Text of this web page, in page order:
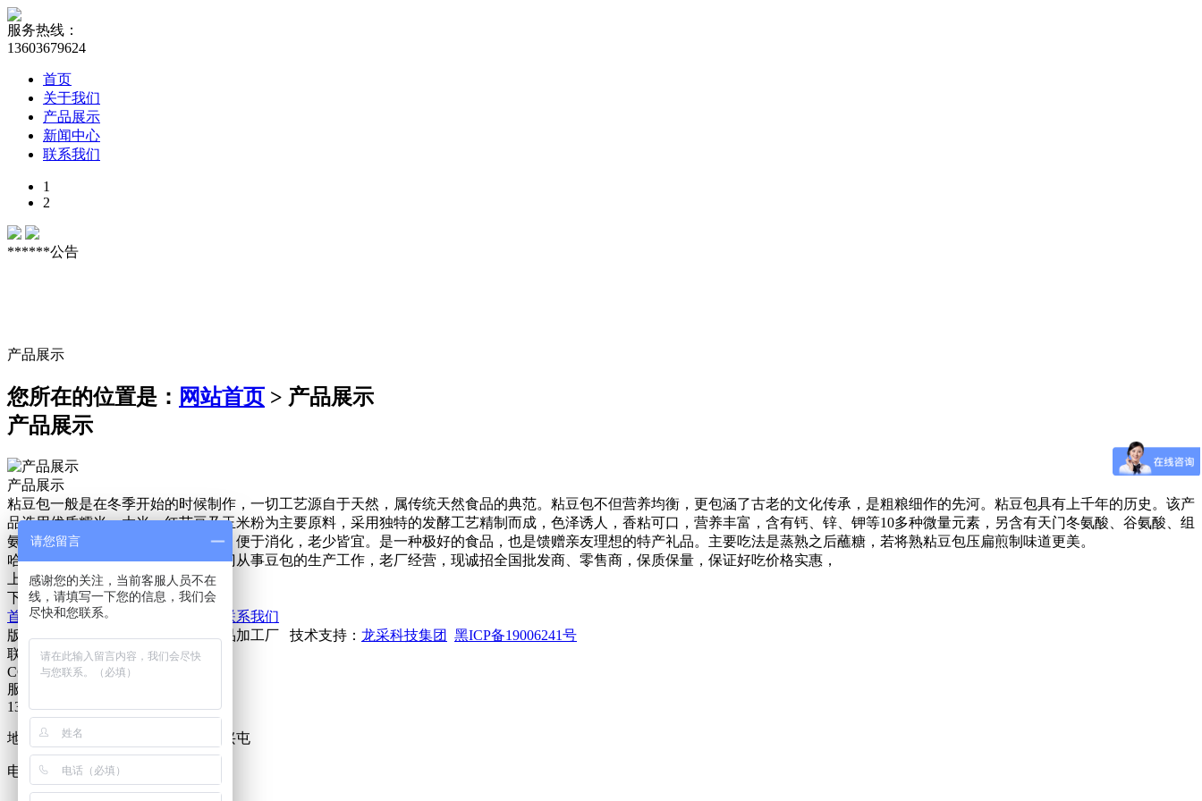
服务热线：
13603679624
首页
关于我们
产品展示
新闻中心
联系我们
1
2
******公告
产品展示
您所在的位置是： 网站首页 > 产品展示
产品展示
产品展示
粘豆包一般是在冬季开始的时候制作，一切工艺源自于天然，属传统天然食品的典范。粘豆包不但营养均衡，更包涵了古老的文化传承，是粗粮细作的先河。粘豆包具有上千年的历史。该产
品选用优质糯米、大米、红芸豆及玉米粉为主要原料，采用独特的发酵工艺精制而成，色泽诱人，香粘可口，营养丰富，含有钙、锌、钾等10多种微量元素，另含有天门冬氨酸、谷氨酸、组
氨酸等10几种氨基酸，属直链淀粉，便于消化，老少皆宜。是一种极好的食品，也是馈赠亲友理想的特产礼品。主要吃法是蒸熟之后蘸糖，若将熟粘豆包压扁煎制味道更美。
哈尔滨市阿城区东兴食品加工厂专门从事豆包的生产工作，老厂经营，现诚招全国批发商、零售商，保质保量，保证好吃价格实惠，
上一篇 :产品展示
下一篇 :产品展示
首页 关于我们 产品展示
联系我们
版权所有：哈尔滨市阿城区东兴食品加工厂 技术支持： 龙采科技集团
黑ICP备19006241号
联系我们
CONTACT US
服务热线
13603679624
地址：黑龙江省哈尔滨市阿城区东兴屯
电话：13603679624
请您留言
感谢您的关注，当前客服人员不在
线，请填写一下您的信息，我们会
尽快和您联系。